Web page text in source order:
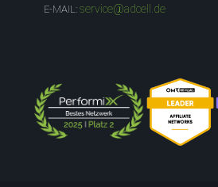
E-MAIL: service@adcell.de